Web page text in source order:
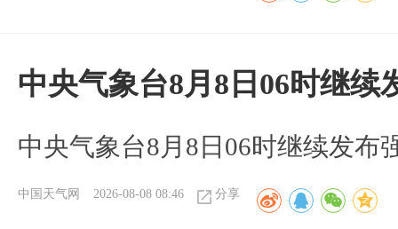
中央气象台8月8日06时继
中央气象台8月8日06时继续发布
中国天气网 2026-08-08 08:46 分享